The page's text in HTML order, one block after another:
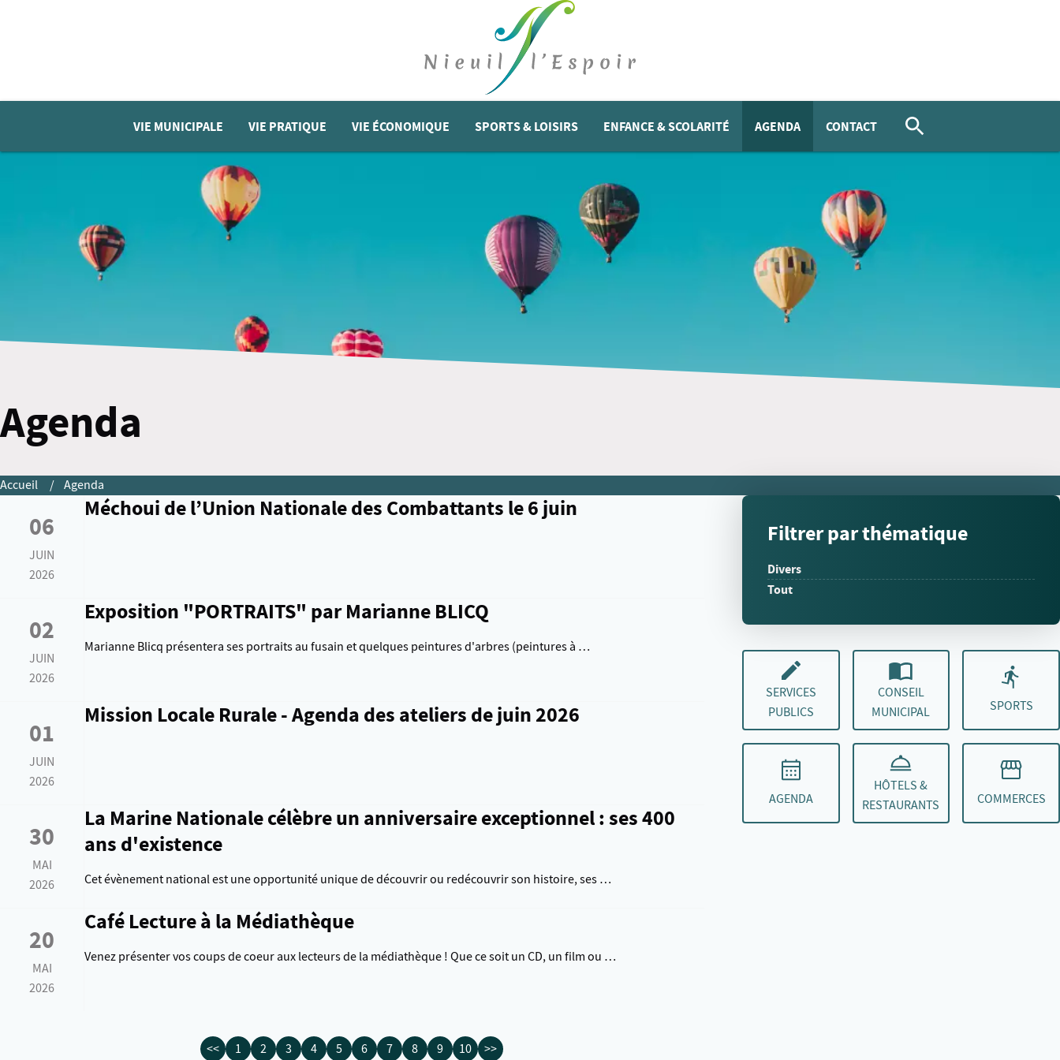
VIE MUNICIPALE VIE PRATIQUE VIE ÉCONOMIQUE SPORTS & LOISIRS ENFANCE & SCOLARITÉ AGENDA CONTACT
Agenda
Accueil Agenda
06
JUIN
2026
Méchoui de l’Union Nationale des Combattants le 6 juin
02
JUIN
2026
Exposition "PORTRAITS" par Marianne BLICQ
Marianne Blicq présentera ses portraits au fusain et quelques peintures d'arbres (peintures à …
01
JUIN
2026
Mission Locale Rurale - Agenda des ateliers de juin 2026
30
MAI
2026
La Marine Nationale célèbre un anniversaire exceptionnel : ses 400
ans d'existence
Cet évènement national est une opportunité unique de découvrir ou redécouvrir son histoire, ses …
20
MAI
2026
Café Lecture à la Médiathèque
Venez présenter vos coups de coeur aux lecteurs de la médiathèque ! Que ce soit un CD, un film ou …
<< 1 2 3 4 5 6 7 8 9 10 >>
Filtrer par thématique
Divers
Tout
SERVICES
PUBLICS
CONSEIL
MUNICIPAL
SPORTS
AGENDA
HÔTELS &
RESTAURANTS
COMMERCES